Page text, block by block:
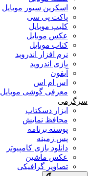
اسکرین سیور موبایل
پاکت پی سی
کلیپ موبایل
عکس موبایل
کتاب موبایل
نرم افزار اندروید
بازی اندروید
آیفون
اس ام اس
معرفی گوشی موبایل
سرگرمی
ابزار دسکتاپ
محافظ نمایش
پوسته برنامه
پس زمینه
دانلود بازی کامپیوتر
عکس ماشین
تصاویر گرافیکی